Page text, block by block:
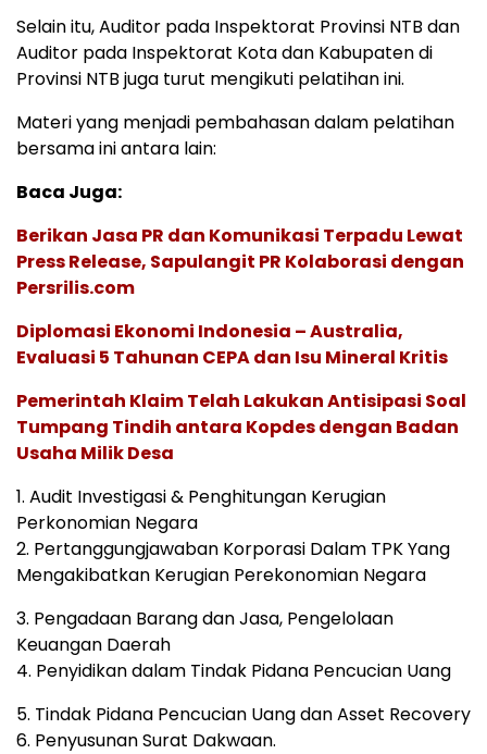
Selain itu, Auditor pada Inspektorat Provinsi NTB dan
Auditor pada Inspektorat Kota dan Kabupaten di
Provinsi NTB juga turut mengikuti pelatihan ini.
Materi yang menjadi pembahasan dalam pelatihan
bersama ini antara lain:
Baca Juga:
Berikan Jasa PR dan Komunikasi Terpadu Lewat
Press Release, Sapulangit PR Kolaborasi dengan
Persrilis.com
Diplomasi Ekonomi Indonesia – Australia,
Evaluasi 5 Tahunan CEPA dan Isu Mineral Kritis
Pemerintah Klaim Telah Lakukan Antisipasi Soal
Tumpang Tindih antara Kopdes dengan Badan
Usaha Milik Desa
1. Audit Investigasi & Penghitungan Kerugian
Perkonomian Negara
2. Pertanggungjawaban Korporasi Dalam TPK Yang
Mengakibatkan Kerugian Perekonomian Negara
3. Pengadaan Barang dan Jasa, Pengelolaan
Keuangan Daerah
4. Penyidikan dalam Tindak Pidana Pencucian Uang
5. Tindak Pidana Pencucian Uang dan Asset Recovery
6. Penyusunan Surat Dakwaan.